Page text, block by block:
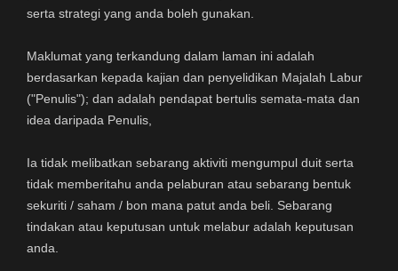
serta strategi yang anda boleh gunakan.
Maklumat yang terkandung dalam laman ini adalah
berdasarkan kepada kajian dan penyelidikan Majalah Labur
("Penulis"); dan adalah pendapat bertulis semata-mata dan
idea daripada Penulis,
Ia tidak melibatkan sebarang aktiviti mengumpul duit serta
tidak memberitahu anda pelaburan atau sebarang bentuk
sekuriti / saham / bon mana patut anda beli. Sebarang
tindakan atau keputusan untuk melabur adalah keputusan
anda.